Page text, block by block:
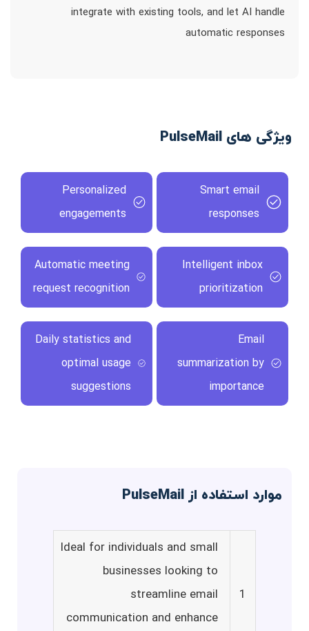
integrate with existing tools, and let AI handle
automatic responses
ویژگی های PulseMail
Smart email
responses
Personalized
engagements
Intelligent inbox
prioritization
Automatic meeting
request recognition
Email
summarization by
importance
Daily statistics and
optimal usage
suggestions
موارد استفاده از PulseMail
1
Ideal for individuals and small
businesses looking to
streamline email
communication and enhance